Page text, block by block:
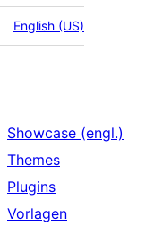
English (US)
Showcase (engl.)
Themes
Plugins
Vorlagen